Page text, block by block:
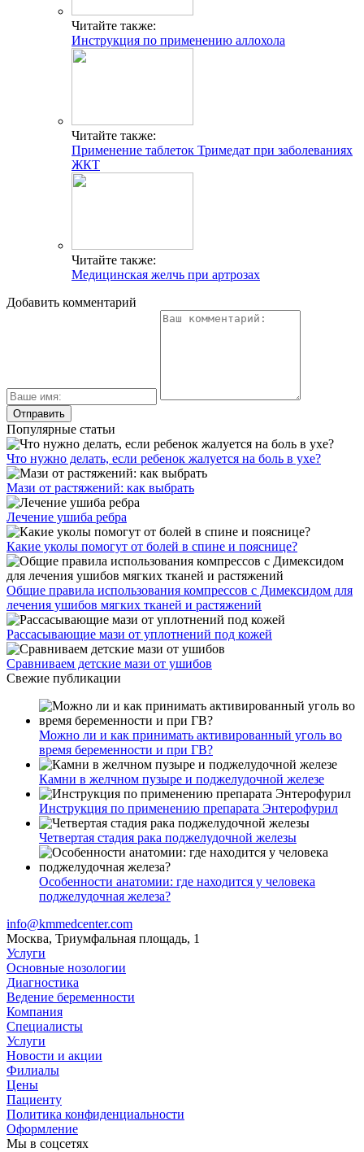
Читайте также:
Инструкция по применению аллохола
Читайте также:
Применение таблеток Тримедат при заболеваниях
ЖКТ
Читайте также:
Медицинская желчь при артрозах
Добавить комментарий
Популярные статьи
Что нужно делать, если ребенок жалуется на боль в ухе?
Мази от растяжений: как выбрать
Лечение ушиба ребра
Какие уколы помогут от болей в спине и пояснице?
Общие правила использования компрессов с Димексидом для
лечения ушибов мягких тканей и растяжений
Рассасывающие мази от уплотнений под кожей
Сравниваем детские мази от ушибов
Свежие публикации
Можно ли и как принимать активированный уголь во
время беременности и при ГВ?
Камни в желчном пузыре и поджелудочной железе
Инструкция по применению препарата Энтерофурил
Четвертая стадия рака поджелудочной железы
Особенности анатомии: где находится у человека
поджелудочная железа?
info@kmmedcenter.com
Москва, Триумфальная площадь, 1
Услуги
Основные нозологии
Диагностика
Ведение беременности
Компания
Специалисты
Услуги
Новости и акции
Филиалы
Цены
Пациенту
Политика конфиденциальности
Оформление
Мы в соцсетях